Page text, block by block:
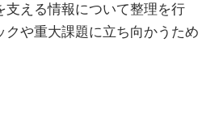
支える情報について整理を行
クや重大課題に立ち向かうため